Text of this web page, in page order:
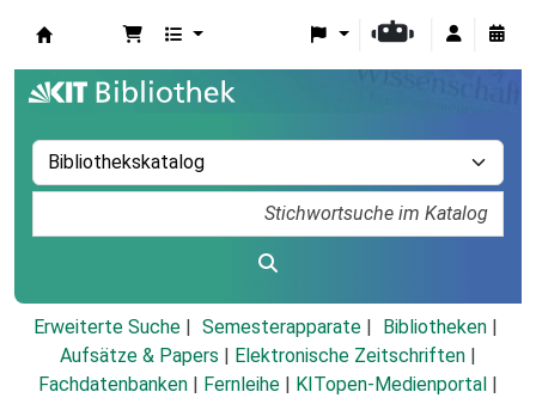
Erweiterte Suche Semesterapparate
Bibliotheken
Aufsätze & Papers
Elektronische Zeitschriften
Fachdatenbanken
Fernleihe KITopen-Medienportal